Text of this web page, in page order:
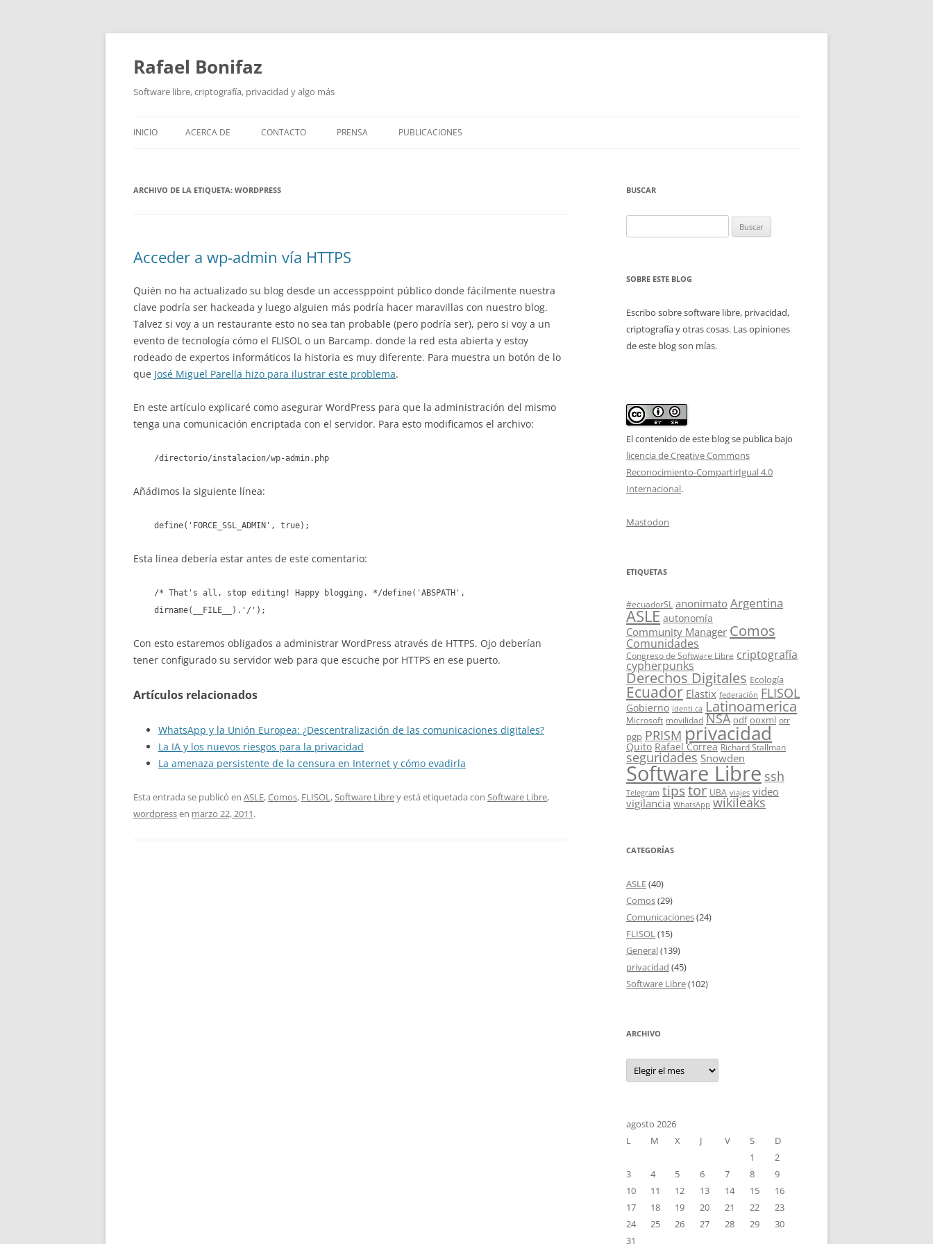
Saltar
contenido
Rafael Bonifaz
Software libre, criptografía, privacidad y algo más
INICIO ACERCA DE CONTACTO PRENSA PUBLICACIONES
ARCHIVO DE LA ETIQUETA: WORDPRESS
Acceder a wp-admin vía HTTPS
Quién no ha actualizado su blog desde un accessppoint público donde fácilmente nuestra
clave podría ser hackeada y luego alguien más podría hacer maravillas con nuestro blog.
Talvez si voy a un restaurante esto no sea tan probable (pero podría ser), pero si voy a un
evento de tecnología cómo el FLISOL o un Barcamp. donde la red esta abierta y estoy
rodeado de expertos informáticos la historia es muy diferente. Para muestra un botón de lo
que José Miguel Parella hizo para ilustrar este problema.
En este artículo explicaré como asegurar WordPress para que la administración del mismo
tenga una comunicación encriptada con el servidor. Para esto modificamos el archivo:
/directorio/instalacion/wp-admin.php
Añádimos la siguiente línea:
define('FORCE_SSL_ADMIN', true);
Esta línea debería estar antes de este comentario:
/* That's all, stop editing! Happy blogging. */define('ABSPATH',
dirname(__FILE__).'/');
Con esto estaremos obligados a administrar WordPress através de HTTPS. Ojo deberían
tener configurado su servidor web para que escuche por HTTPS en ese puerto.
Artículos relacionados
WhatsApp y la Unión Europea: ¿Descentralización de las comunicaciones digitales?
La IA y los nuevos riesgos para la privacidad
La amenaza persistente de la censura en Internet y cómo evadirla
Esta entrada se publicó en ASLE,Comos, FLISOL,Software Librey está etiquetada con Software Libre,
wordpressen marzo 22, 2011.
BUSCAR
SOBRE ESTE BLOG
Escribo sobre software libre, privacidad,
criptografía y otras cosas. Las opiniones
de este blog son mías.
El contenido de este blog se publica bajo
licencia de Creative Commons
Reconocimiento-CompartirIgual 4.0
Internacional.
Mastodon
ETIQUETAS
#ecuadorSL anonimato Argentina
ASLE autonomía
Community Manager Comos
Comunidades
Congreso de Software Libre criptografía
cypherpunks
Derechos Digitales Ecología
Ecuador Elastix federación FLISOL
Gobierno identi.ca Latinoamerica
Microsoft movilidad NSA odf ooxml otr
pgp PRISM privacidad
Quito Rafael Correa Richard Stallman
seguridades Snowden
Software Libre ssh
Telegram tips tor UBA viajes video
vigilancia WhatsApp wikileaks
CATEGORÍAS
ASLE(40)
Comos(29)
Comunicaciones(24)
FLISOL(15)
General(139)
privacidad (45)
Software Libre(102)
ARCHIVO
Archivo
agosto 2026
L
M X J V S
D
1
2
3
4 5 6 7 8
9
10
11 12 13 14 15
16
17
18 19 20 21 22
23
24
25 26 27 28 29
30
31